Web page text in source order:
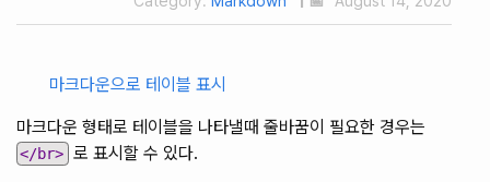
마크다운으로 테이블 표시
마크다운 형태로 테이블을 나타낼때 줄바꿈이 필요한 경우는
</br> 로 표시할 수 있다.